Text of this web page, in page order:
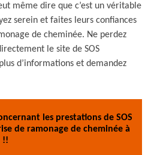
même dire que c’est un véritable
serein et faites leurs confiances
de cheminée. Ne perdez
le site de SOS
d’informations et demandez
les prestations de SOS
de ramonage de cheminée à
!!